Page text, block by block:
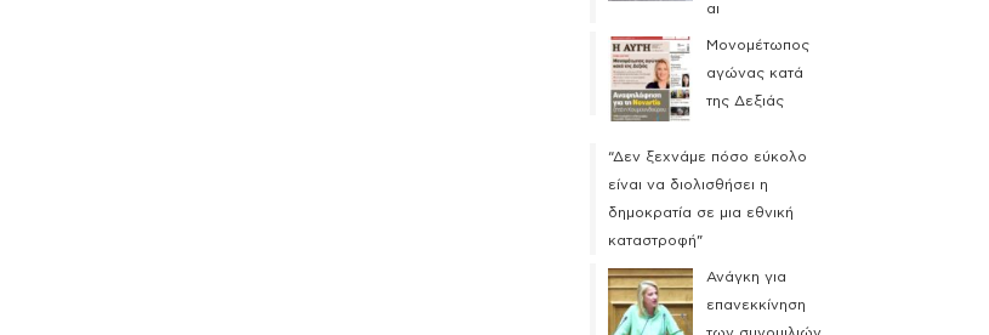
αι
Μονομέτωπος
αγώνας κατά
της Δεξιάς
“Δεν ξεχνάμε πόσο εύκολο
είναι να διολισθήσει η
δημοκρατία σε μια εθνική
καταστροφή”
Ανάγκη για
επανεκκίνηση